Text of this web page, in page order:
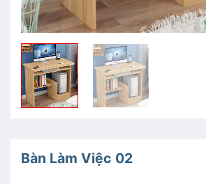
Bàn Làm Việc 02